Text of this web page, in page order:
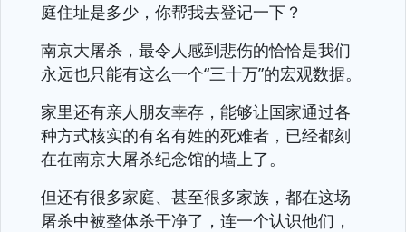
庭住址是多少，你帮我去登记一下？
南京大屠杀，最令人感到悲伤的恰恰是我们
永远也只能有这么一个“三十万”的宏观数据。
家里还有亲人朋友幸存，能够让国家通过各
种方式核实的有名有姓的死难者，已经都刻
在在南京大屠杀纪念馆的墙上了。
但还有很多家庭、甚至很多家族，都在这场
屠杀中被整体杀干净了，连一个认识他们，